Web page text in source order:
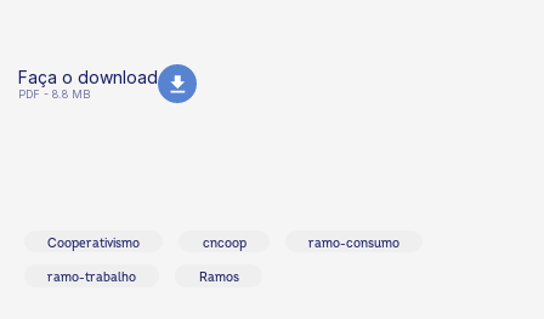
Faça o download
PDF - 8.8 MB
Cooperativismo cncoop ramo-consumo
ramo-trabalho Ramos